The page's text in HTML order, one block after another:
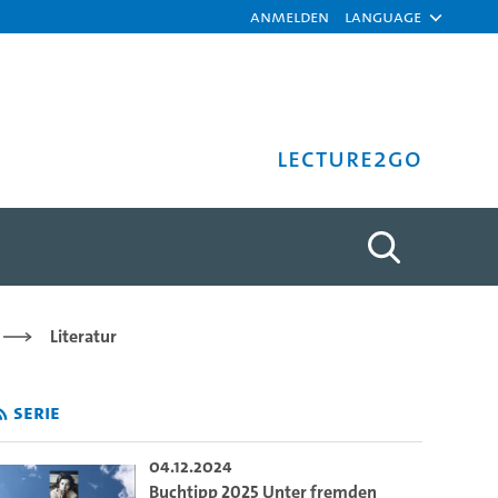
Anmelden Language
Lecture2Go
Hamburg - Universität
Literatur
Serie
04.12.2024
Buchtipp 2025 Unter fremden